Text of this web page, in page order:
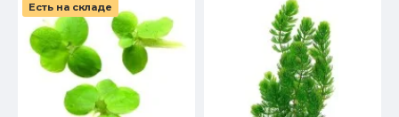
Есть на складе